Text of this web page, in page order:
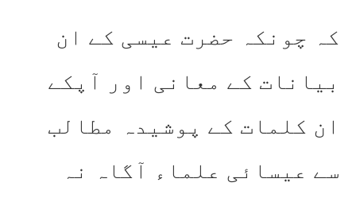
کہ چونکہ حضرت عیسی کے ان
بیانات کے معانی اور آپکے
ان کلمات کے پوشیدہ مطالب
سے عیسائی علماء آگاہ نہ